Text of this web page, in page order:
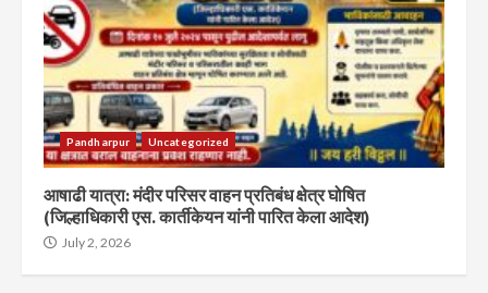
Pandharpur Uncategorized
आषाढी यात्रा: मंदीर परिसर वाहन प्रतिबंध क्षेत्र घोषित
(जिल्हाधिकारी एस. कार्तीकेयन यांनी पारित केला आदेश)
July 2, 2026